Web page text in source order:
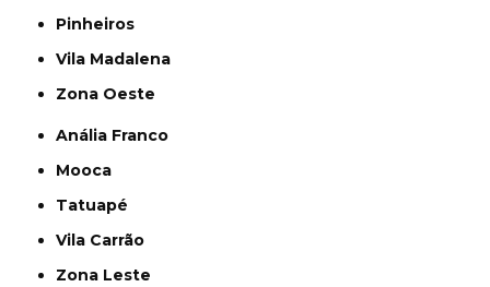
Pinheiros
Vila Madalena
Zona Oeste
Anália Franco
Mooca
Tatuapé
Vila Carrão
Zona Leste